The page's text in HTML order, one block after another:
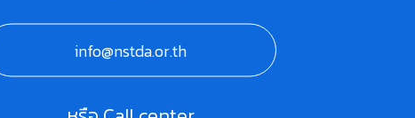
info@nstda.or.th